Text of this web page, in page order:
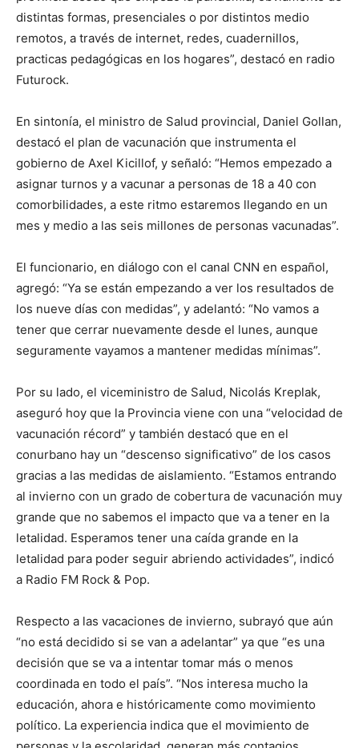
distintas formas, presenciales o por distintos medio
remotos, a través de internet, redes, cuadernillos,
practicas pedagógicas en los hogares”, destacó en radio
Futurock.
En sintonía, el ministro de Salud provincial, Daniel Gollan,
destacó el plan de vacunación que instrumenta el
gobierno de Axel Kicillof, y señaló: “Hemos empezado a
asignar turnos y a vacunar a personas de 18 a 40 con
comorbilidades, a este ritmo estaremos llegando en un
mes y medio a las seis millones de personas vacunadas”.
El funcionario, en diálogo con el canal CNN en español,
agregó: “Ya se están empezando a ver los resultados de
los nueve días con medidas”, y adelantó: “No vamos a
tener que cerrar nuevamente desde el lunes, aunque
seguramente vayamos a mantener medidas mínimas”.
Por su lado, el viceministro de Salud, Nicolás Kreplak,
aseguró hoy que la Provincia viene con una “velocidad de
vacunación récord” y también destacó que en el
conurbano hay un “descenso significativo” de los casos
gracias a las medidas de aislamiento. “Estamos entrando
al invierno con un grado de cobertura de vacunación muy
grande que no sabemos el impacto que va a tener en la
letalidad. Esperamos tener una caída grande en la
letalidad para poder seguir abriendo actividades”, indicó
a Radio FM Rock & Pop.
Respecto a las vacaciones de invierno, subrayó que aún
“no está decidido si se van a adelantar” ya que “es una
decisión que se va a intentar tomar más o menos
coordinada en todo el país”. “Nos interesa mucho la
educación, ahora e históricamente como movimiento
político. La experiencia indica que el movimiento de